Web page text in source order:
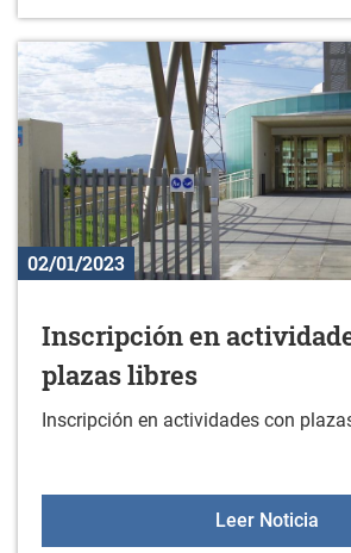
02/01/2023
Inscripción en
plazas libres
Inscripción en actividades con
Leer Noticia